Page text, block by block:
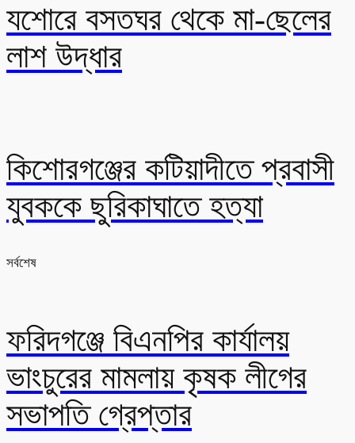
যশোরে বসতঘর থেকে মা-ছেলের
লাশ উদ্ধার
কিশোরগঞ্জের কটিয়াদীতে প্রবাসী
যুবককে ছুরিকাঘাতে হত্যা
সর্বশেষ
ফরিদগঞ্জে বিএনপির কার্যালয়
ভাংচুরের মামলায় কৃষক লীগের
সভাপতি গ্রেপ্তার